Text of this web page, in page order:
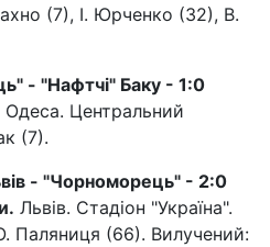
(7), І. Юрченко (32), В.
- "Нафтчі" Баку - 1:0
Одеса. Центральний
(7).
- "Чорноморець" - 2:0
Львів. Стадіон "Україна".
Паляниця (66). Вилучений: